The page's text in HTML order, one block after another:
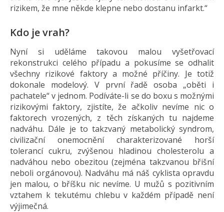
rizikem, že mne někde klepne nebo dostanu infarkt.“
Kdo je vrah?
Nyní si uděláme takovou malou vyšetřovací
rekonstrukci celého případu a pokusíme se odhalit
všechny rizikové faktory a možné příčiny. Je totiž
dokonale modelový. V první řadě osoba „oběti i
pachatele“ v jednom. Podíváte-li se do boxu s možnými
rizikovými faktory, zjistíte, že ačkoliv nevíme nic o
faktorech vrozených, z těch získaných tu najdeme
nadváhu. Dále je to takzvaný metabolický syndrom,
civilizační onemocnění charakterizované horší
tolerancí cukru, zvýšenou hladinou cholesterolu a
nadváhou nebo obezitou (zejména takzvanou břišní
neboli orgánovou). Nadváhu má náš cyklista opravdu
jen malou, o bříšku nic nevíme. U mužů s pozitivním
vztahem k tekutému chlebu v každém případě není
výjimečná.